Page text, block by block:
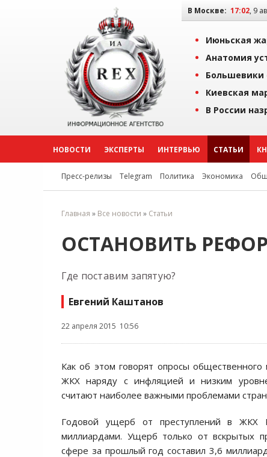
В Москве: 17:02, 9
Июньская
Анатомия
Большевики
Киевская
В России
НОВОСТИ ЭКСПЕРТЫ ИНТЕРВЬЮ СТАТЬИ
Пресс-релизы Telegram Политика Экономика
Главная » Все новости » Статьи
ОСТАНОВИТЬ
Где поставим запятую?
Евгений Каштанов
22 апреля 2015 10:56
Как об этом говорят опросы
ЖКХ наряду с инфляцией и низким
считают наиболее важными проблемами
Годовой ущерб от преступлений в ЖКХ
миллиардами. Ущерб только от вскрытых
сфере за прошлый год составил 3,6